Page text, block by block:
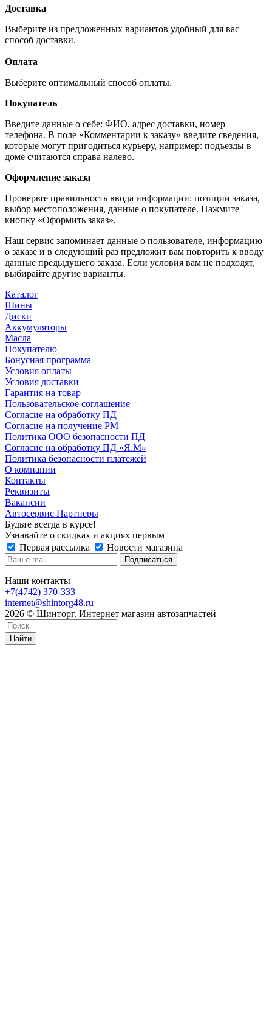
Доставка
Выберите из предложенных вариантов удобный для вас
способ доставки.
Оплата
Выберите оптимальный способ оплаты.
Покупатель
Введите данные о себе: ФИО, адрес доставки, номер
телефона. В поле «Комментарии к заказу» введите сведения,
которые могут пригодиться курьеру, например: подъезды в
доме считаются справа налево.
Оформление заказа
Проверьте правильность ввода информации: позиции заказа,
выбор местоположения, данные о покупателе. Нажмите
кнопку «Оформить заказ».
Наш сервис запоминает данные о пользователе, информацию
о заказе и в следующий раз предложит вам повторить к вводу
данные предыдущего заказа. Если условия вам не подходят,
выбирайте другие варианты.
Каталог
Шины
Диски
Аккумуляторы
Масла
Покупателю
Бонусная программа
Условия оплаты
Условия доставки
Гарантия на товар
Пользовательское соглашение
Согласие на обработку ПД
Согласие на получение РМ
Политика ООО безопасности ПД
Согласие на обработку ПД «Я.М»
Политика безопасности платежей
О компании
Контакты
Реквизиты
Вакансии
Автосервис Партнеры
Будьте всегда в курсе!
Узнавайте о скидках и акциях первым
Первая рассылка
Новости магазина
Наши контакты
+7(4742) 370-333
internet@shintorg48.ru
2026 © Шинторг. Интернет магазин автозапчастей
Найти